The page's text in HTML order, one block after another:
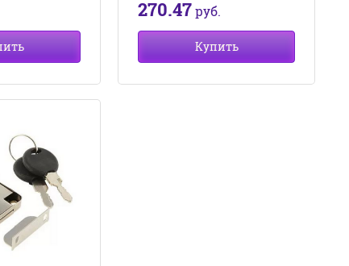
270.47 руб.
Купить